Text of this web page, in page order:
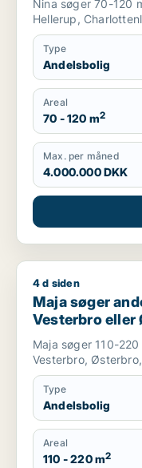
Nina søger 70-120
Hellerup,
Type
Andelsbolig
Areal
70 - 120 m2
Max. per måned
4.000.000 DKK
Maja søger
4 d siden
Maja søger
Vesterbro
Maja søger 110-
Vesterbro,
Type
Andelsbolig
Areal
110 - 220 m2